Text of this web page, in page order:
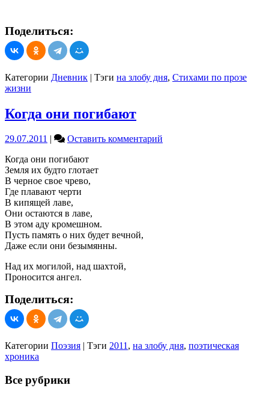
Поделиться:
Категории Дневник | Тэги на злобу дня, Стихами по прозе
жизни
Когда они погибают
29.07.2011 | Оставить комментарий
Когда они погибают
Земля их будто глотает
В черное свое чрево,
Где плавают черти
В кипящей лаве,
Они остаются в лаве,
В этом аду кромешном.
Пусть память о них будет вечной,
Даже если они безымянны.
Над их могилой, над шахтой,
Проносится ангел.
Поделиться:
Категории Поэзия | Тэги 2011, на злобу дня, поэтическая
хроника
Все рубрики